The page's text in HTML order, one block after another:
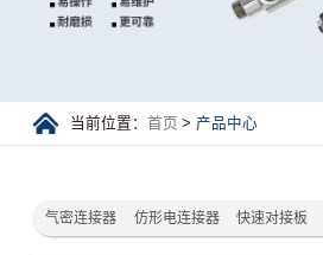
当前位置：首页 > 产品中心
气密连接器 仿形电连接器 快速对接板